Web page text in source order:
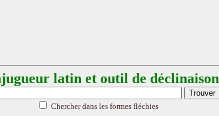
latin et outil de déclinaison
Chercher dans les formes fléchies